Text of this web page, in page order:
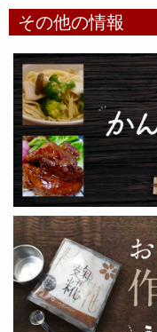
その他の情報